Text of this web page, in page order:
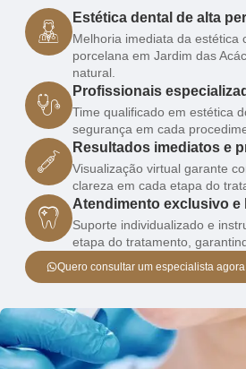
Estética dental de alta
Melhoria imediata da estética
porcelana em Jardim das
natural.
Profissionais
Time qualificado em estética
segurança em cada
Resultados imediatos e
Visualização virtual garante
clareza em cada etapa do
Atendimento exclusivo e
Suporte individualizado e
etapa do tratamento,
Quero consultar um especialista agora